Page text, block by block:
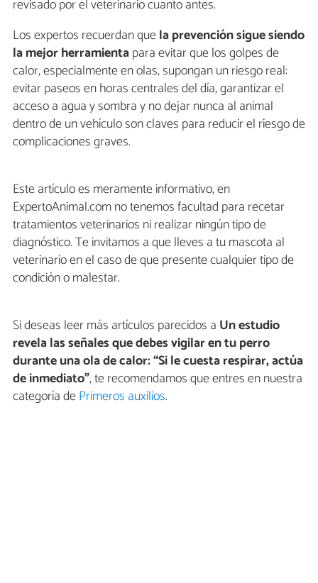
revisado por el veterinario cuanto antes.
Los expertos recuerdan quela prevención sigue siendo
la mejor herramientapara evitar que los golpes de
calor, especialmente en olas, supongan un riesgo real:
evitar paseos en horas centrales del día, garantizar el
acceso a agua y sombra y no dejar nunca al animal
dentro de un vehículo son claves para reducir el riesgo de
complicaciones graves.
Este artículo es meramente informativo, en
ExpertoAnimal.com no tenemos facultad para recetar
tratamientos veterinarios ni realizar ningún tipo de
diagnóstico. Te invitamos a que lleves a tu mascota al
veterinario en el caso de que presente cualquier tipo de
condición o malestar.
Si deseas leer más artículos parecidos a Un estudio
revela las señales que debes vigilar en tu perro
durante una ola de calor: “Si le cuesta respirar, actúa
de inmediato”, te recomendamos que entres en nuestra
categoría dePrimeros auxilios.